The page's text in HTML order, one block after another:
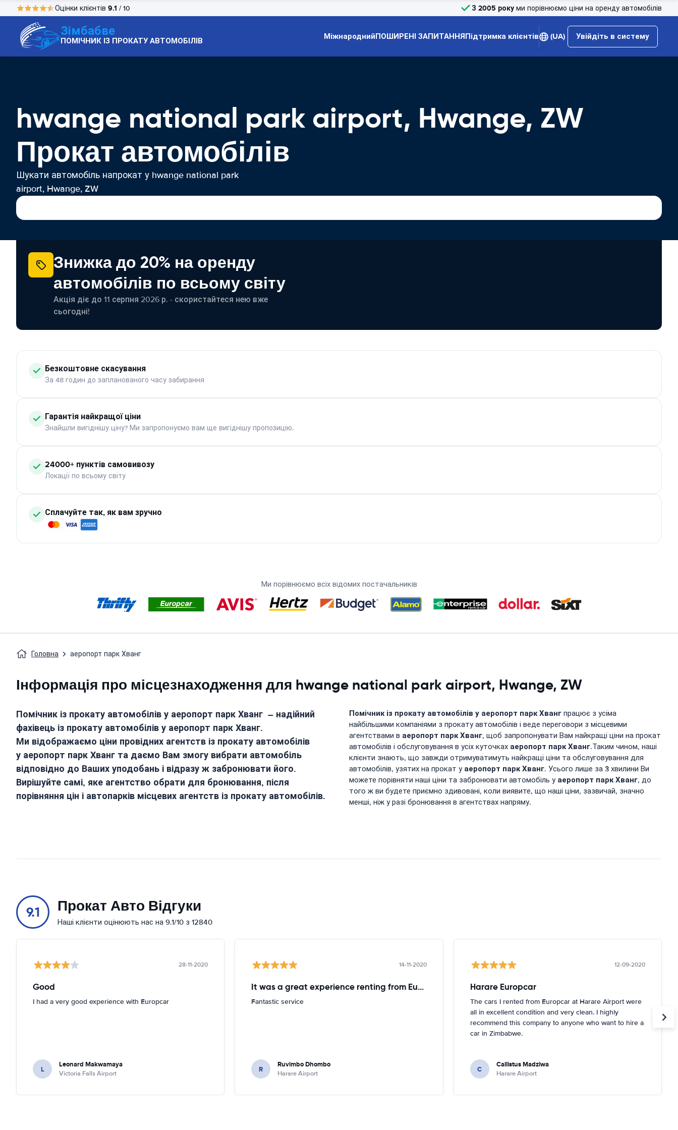
Оцінки клієнтів 9.1 / 10 З 2005 року ми порівнюємо ціни на оренду автомобілів
Зімбабве
ПОМІЧНИК ІЗ ПРОКАТУ АВТОМОБІЛІВ МіжнароднийПОШИРЕНІ ЗАПИТАННЯПідтримка клієнтів (UA) Увійдіть в систему
hwange national park airport, Hwange, ZW
Прокат автомобілів
Шукати автомобіль напрокат у hwange national park
airport, Hwange, ZW
Знижка до 20% на оренду
автомобілів по всьому світу
Акція діє до 11 серпня 2026 р. - скористайтеся нею вже
сьогодні!
Безкоштовне скасування
За 48 годин до запланованого часу забирання
Гарантія найкращої ціни
Знайшли вигіднішу ціну? Ми запропонуємо вам ще вигіднішу пропозицію.
24000+ пунктів самовивозу
Локації по всьому світу
Сплачуйте так, як вам зручно
Ми порівнюємо всіх відомих постачальників
Головна аеропорт парк Хванг
Інформація про місцезнаходження для hwange national park airport, Hwange, ZW
Помічник із прокату автомобілів у аеропорт парк Хванг – надійний
фахівець із прокату автомобілів у аеропорт парк Хванг.
Ми відображаємо ціни провідних агентств із прокату автомобілів
у аеропорт парк Хванг та даємо Вам змогу вибрати автомобіль
відповідно до Ваших уподобань і відразу ж забронювати його.
Вирішуйте самі, яке агентство обрати для бронювання, після
порівняння цін і автопарків місцевих агентств із прокату автомобілів.
Помічник із прокату автомобілів у аеропорт парк Хванг працює з усіма
найбільшими компаніями з прокату автомобілів і веде переговори з місцевими
агентствами в аеропорт парк Хванг, щоб запропонувати Вам найкращі ціни на прокат
автомобілів і обслуговування в усіх куточках аеропорт парк Хванг.Таким чином, наші
клієнти знають, що завжди отримуватимуть найкращі ціни та обслуговування для
автомобілів, узятих на прокат у аеропорт парк Хванг. Усього лише за 3 хвилини Ви
можете порівняти наші ціни та забронювати автомобіль у аеропорт парк Хванг, до
того ж ви будете приємно здивовані, коли виявите, що наші ціни, зазвичай, значно
менші, ніж у разі бронювання в агентствах напряму.
9.1 Прокат Авто Відгуки
Наші клієнти оцінюють нас на 9.1/10 з 12840
28-11-2020
Good
I had a very good experience with Europcar
L Leonard Makwamaya
Victoria Falls Airport
14-11-2020
It was a great experience renting from Europcar
Fantastic service
R Ruvimbo Dhombo
Harare Airport
12-09-2020
Harare Europcar
The cars I rented from Europcar at Harare Airport were
all in excellent condition and very clean. I highly
recommend this company to anyone who want to hire a
car in Zimbabwe.
C Callistus Madziwa
Harare Airport